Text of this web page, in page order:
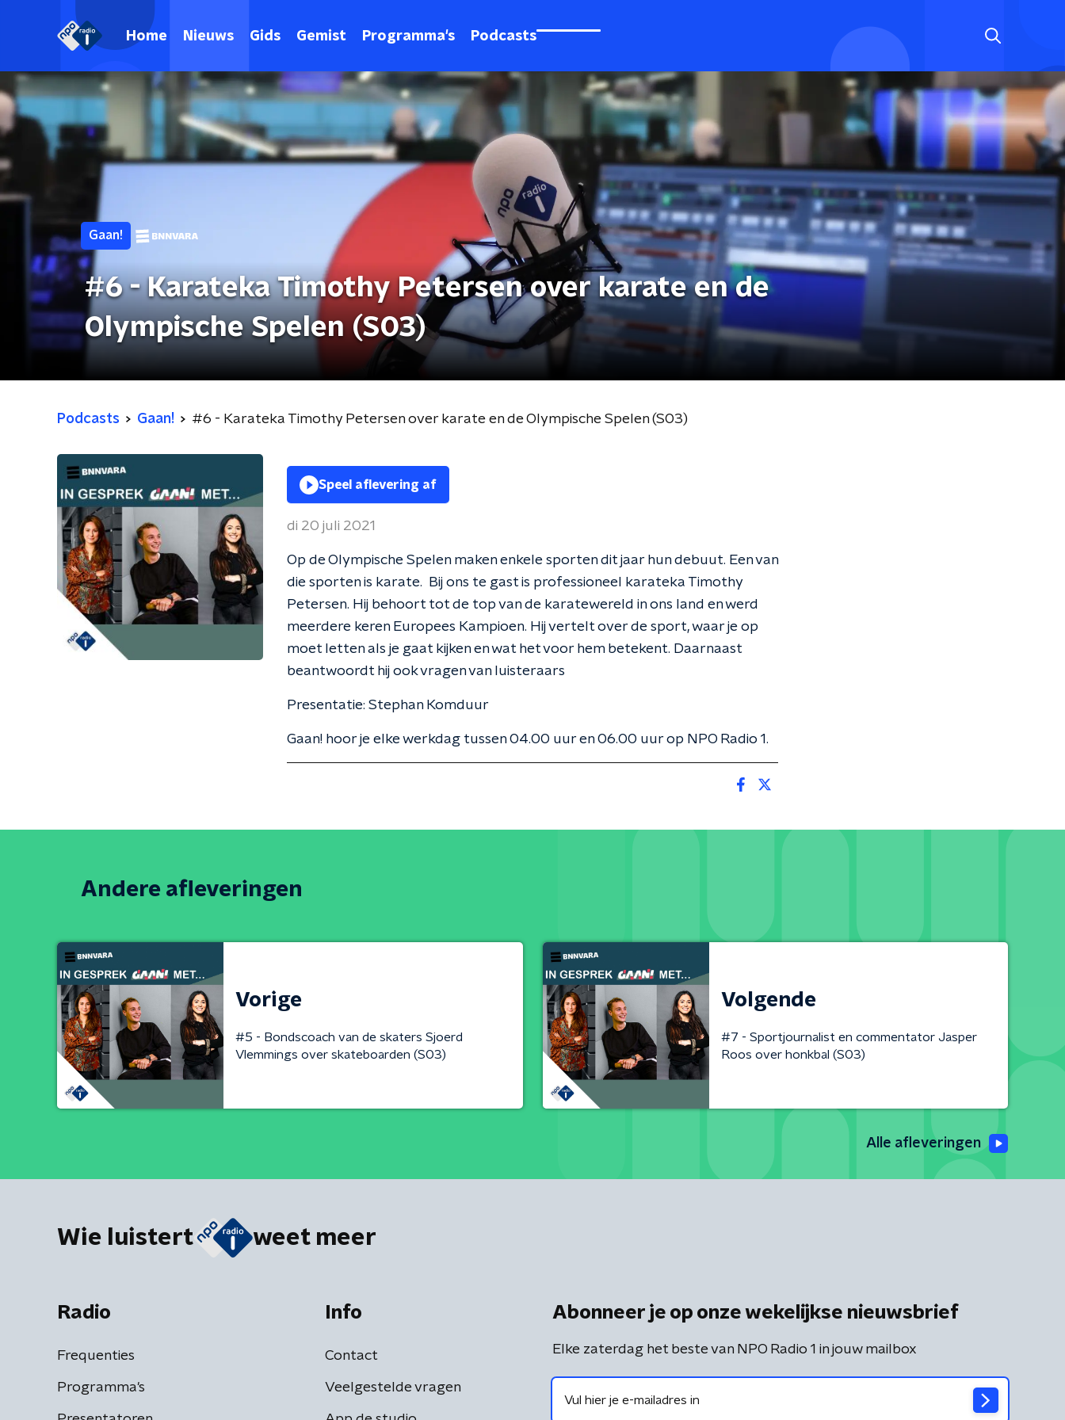
Home Nieuws Gids Gemist Programma's Podcasts
Gaan!
#6 - Karateka Timothy Petersen over karate en de
Olympische Spelen (S03)
Podcasts Gaan! #6 - Karateka Timothy Petersen over karate en de Olympische Spelen (S03)
Speel aflevering af
di 20 juli 2021
Op de Olympische Spelen maken enkele sporten dit jaar hun debuut. Een van
die sporten is karate. Bij ons te gast is professioneel karateka Timothy
Petersen. Hij behoort tot de top van de karatewereld in ons land en werd
meerdere keren Europees Kampioen. Hij vertelt over de sport, waar je op
moet letten als je gaat kijken en wat het voor hem betekent. Daarnaast
beantwoordt hij ook vragen van luisteraars
Presentatie: Stephan Komduur
Gaan! hoor je elke werkdag tussen 04.00 uur en 06.00 uur op NPO Radio 1.
Andere afleveringen
Vorige
#5 - Bondscoach van de skaters Sjoerd
Vlemmings over skateboarden (S03)
Volgende
#7 - Sportjournalist en commentator Jasper
Roos over honkbal (S03)
Alle afleveringen
Wie luistert weet meer
Radio
Frequenties
Programma's
Info
Contact
Veelgestelde vragen
Abonneer je op onze wekelijkse nieuwsbrief
Elke zaterdag het beste van NPO Radio 1 in jouw mailbox